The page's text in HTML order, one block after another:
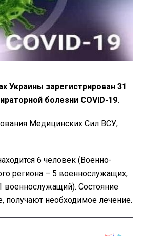
Украины зарегистрирован 31
болезни COVID-19.
Медицинских Сил ВСУ,
6 человек (Военно-
региона – 5 военнослужащих,
Состояние
получают необходимое лечение.